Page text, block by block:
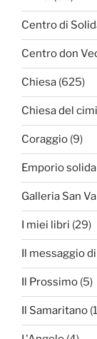
Centro di
Centro don
Chiesa (625)
Chiesa del
Coraggio (9)
Emporio
Galleria San
I miei libri (29)
Il messaggio
Il Prossimo (5)
Il Samaritano